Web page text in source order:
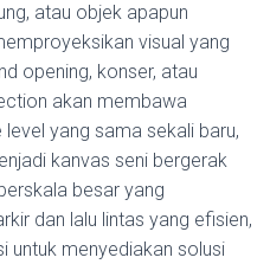
atau objek apapun
visual yang
opening, konser, atau
akan membawa
yang sama sekali baru,
kanvas seni bergerak
besar yang
dan lalu lintas yang efisien,
untuk menyediakan solusi